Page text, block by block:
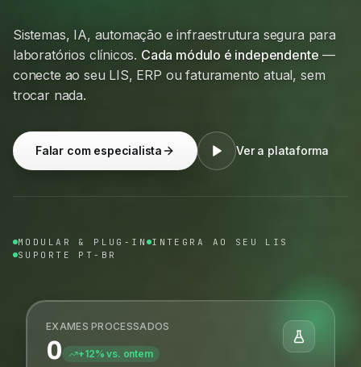
Sistemas, IA, automação e infraestrutura segura para
laboratórios clínicos. Cada módulo é independente —
conecte ao seu LIS, ERP ou faturamento atual, sem
trocar nada.
Falar com especialista Ver a plataforma
MODULAR & PLUG-IN INTEGRA AO SEU LIS
SUPORTE PT-BR
EXAMES PROCESSADOS
0 +12% vs. ontem